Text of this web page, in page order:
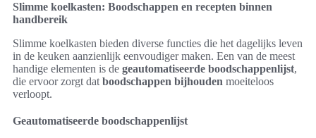
Slimme koelkasten: Boodschappen en recepten binnen
handbereik
Slimme koelkasten bieden diverse functies die het dagelijks leven
in de keuken aanzienlijk eenvoudiger maken. Een van de meest
handige elementen is de geautomatiseerde boodschappenlijst,
die ervoor zorgt dat boodschappen bijhouden moeiteloos
verloopt.
Geautomatiseerde boodschappenlijst